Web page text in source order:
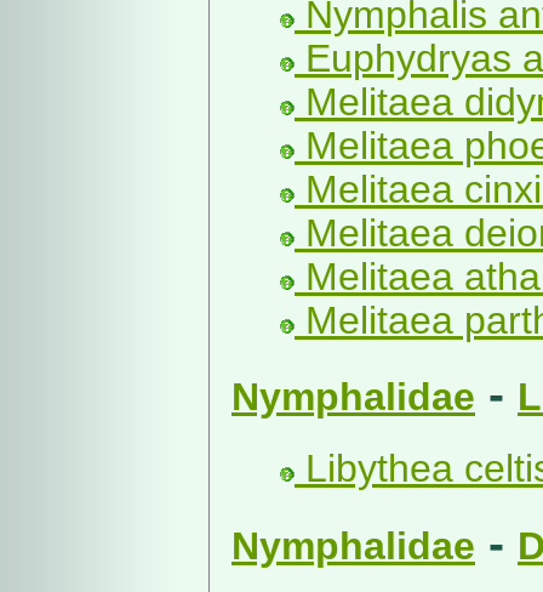
Nymphalis
Euphydryas
Melitaea
Melitaea
Melitaea
Melitaea
Melitaea
Melitaea
Nymphalidae -
Libythea
Nymphalidae -